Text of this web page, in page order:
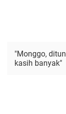
"Monggo,
kasih banyak"